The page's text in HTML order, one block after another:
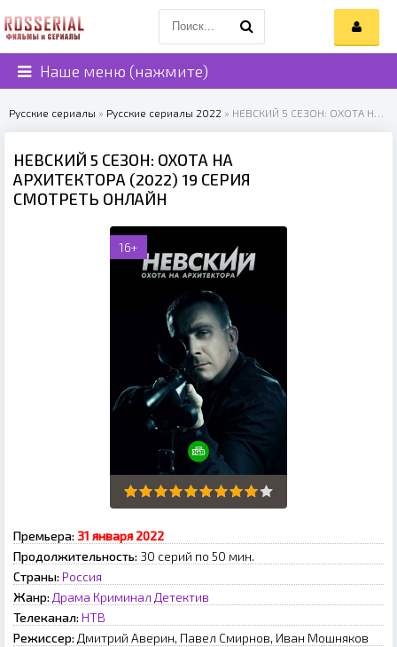
Наше меню (нажмите)
Русские сериалы » Русские сериалы 2022 » НЕВСКИЙ 5 СЕЗОН: ОХОТА НА АРХИТЕКТОРА (2022)
НЕВСКИЙ 5 СЕЗОН: ОХОТА НА
АРХИТЕКТОРА (2022) 19 СЕРИЯ
СМОТРЕТЬ ОНЛАЙН
16+
Премьера: З1 янвapя 2022
Продолжительность: 30 серий по 50 мин.
Страны: Россия
Жанр: Драма Криминал Детектив
Телеканал: НТВ
Режиссер: Дмитрий Аверин, Павел Смирнов, Иван Мошняков